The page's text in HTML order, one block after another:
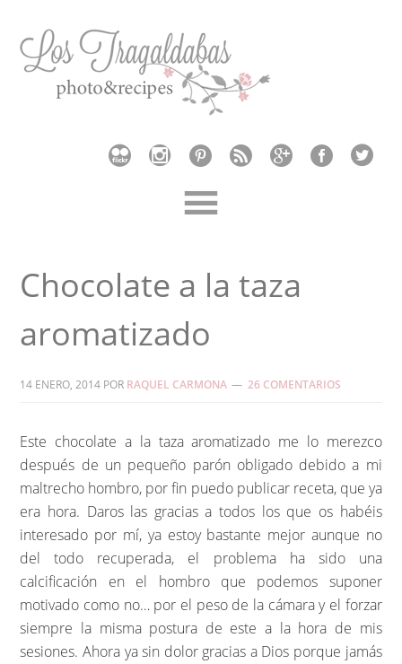
Chocolate a la taza
aromatizado
14 ENERO, 2014 POR RAQUEL CARMONA 26 COMENTARIOS
Este chocolate a la taza aromatizado me lo merezco
después de un pequeño parón obligado debido a mi
maltrecho hombro, por fin puedo publicar receta, que ya
era hora. Daros las gracias a todos los que os habéis
interesado por mí, ya estoy bastante mejor aunque no
del todo recuperada, el problema ha sido una
calcificación en el hombro que podemos suponer
motivado como no… por el peso de la cámara y el forzar
siempre la misma postura de este a la hora de mis
sesiones. Ahora ya sin dolor gracias a Dios porque jamás